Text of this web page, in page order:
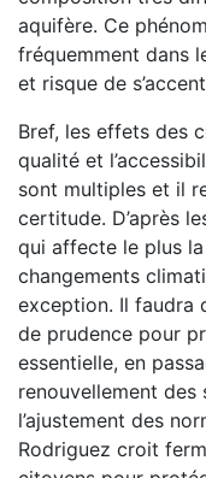
aquifère. Ce
fréquemment dans
et risque de
Bref, les effets des
qualité et
sont multiples et il
certitude. D’après
qui affecte le plus la
changements
exception. Il faudra
de prudence pour
essentielle, en
renouvellement des
l’ajustement des
Rodriguez croit